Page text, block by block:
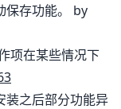
保存功能。 by
项在某些情况下
装之后部分功能异